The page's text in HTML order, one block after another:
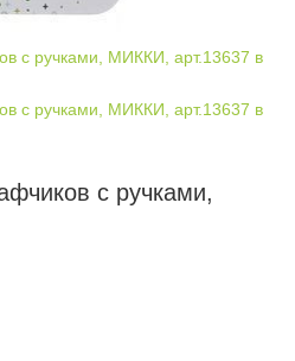
с ручками,